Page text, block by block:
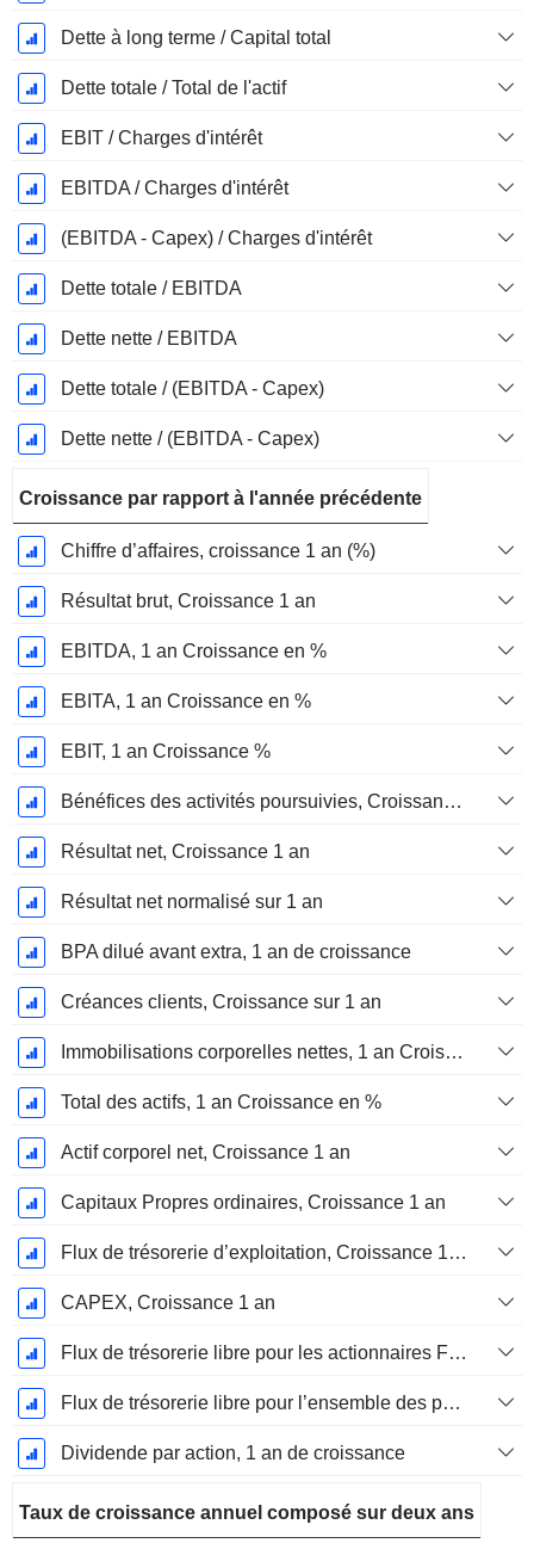
Dette à long terme / Capital total
Dette totale / Total de l'actif
EBIT / Charges d'intérêt
EBITDA / Charges d'intérêt
(EBITDA - Capex) / Charges d'intérêt
Dette totale / EBITDA
Dette nette / EBITDA
Dette totale / (EBITDA - Capex)
Dette nette / (EBITDA - Capex)
Croissance par rapport à l'année précédente
Chiffre d’affaires, croissance 1 an (%)
Résultat brut, Croissance 1 an
EBITDA, 1 an Croissance en %
EBITA, 1 an Croissance en %
EBIT, 1 an Croissance %
Bénéfices des activités poursuivies, Croissance 1 an
Résultat net, Croissance 1 an
Résultat net normalisé sur 1 an
BPA dilué avant extra, 1 an de croissance
Créances clients, Croissance sur 1 an
Immobilisations corporelles nettes, 1 an Croissance
Total des actifs, 1 an Croissance en %
Actif corporel net, Croissance 1 an
Capitaux Propres ordinaires, Croissance 1 an
Flux de trésorerie d’exploitation, Croissance 1 an
CAPEX, Croissance 1 an
Flux de trésorerie libre pour les actionnaires FCFE, Croissance 1 an
Flux de trésorerie libre pour l’ensemble des pourvoyeurs de fonds (créanciers et actionnaires) FCFF, Croissance 1 an
Dividende par action, 1 an de croissance
Taux de croissance annuel composé sur deux ans